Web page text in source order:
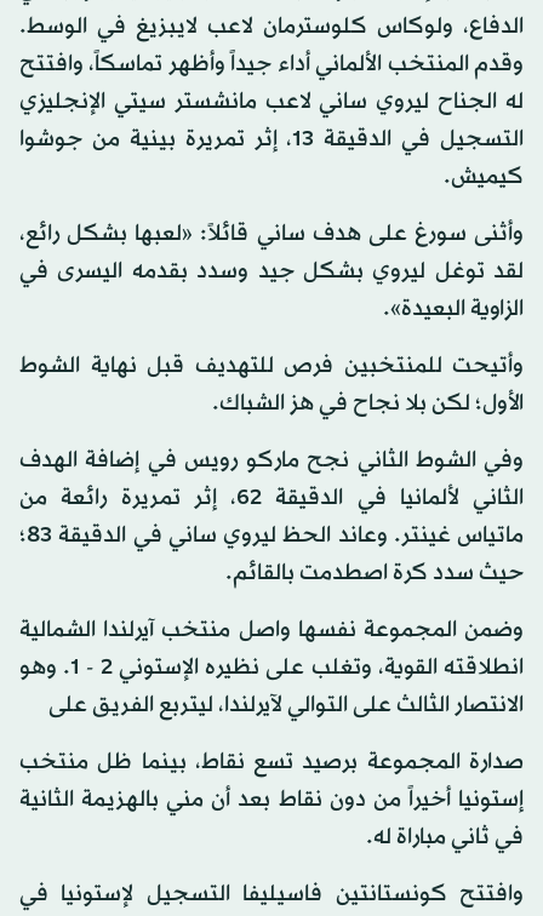
الدفاع، ولوكاس كلوسترمان لاعب لايبزيغ في الوسط.
وقدم المنتخب الألماني أداء جيداً وأظهر تماسكاً، وافتتح
له الجناح ليروي ساني لاعب مانشستر سيتي الإنجليزي
التسجيل في الدقيقة 13، إثر تمريرة بينية من جوشوا
كيميش.
وأثنى سورغ على هدف ساني قائلاً: «لعبها بشكل رائع،
لقد توغل ليروي بشكل جيد وسدد بقدمه اليسرى في
الزاوية البعيدة».
وأتيحت للمنتخبين فرص للتهديف قبل نهاية الشوط
الأول؛ لكن بلا نجاح في هز الشباك.
وفي الشوط الثاني نجح ماركو رويس في إضافة الهدف
الثاني لألمانيا في الدقيقة 62، إثر تمريرة رائعة من
ماتياس غينتر. وعاند الحظ ليروي ساني في الدقيقة 83؛
حيث سدد كرة اصطدمت بالقائم.
وضمن المجموعة نفسها واصل منتخب آيرلندا الشمالية
انطلاقته القوية، وتغلب على نظيره الإستوني 2 - 1. وهو
الانتصار الثالث على التوالي لآيرلندا، ليتربع الفريق على
صدارة المجموعة برصيد تسع نقاط، بينما ظل منتخب
إستونيا أخيراً من دون نقاط بعد أن مني بالهزيمة الثانية
في ثاني مباراة له.
وافتتح كونستانتين فاسيليفا التسجيل لإستونيا في